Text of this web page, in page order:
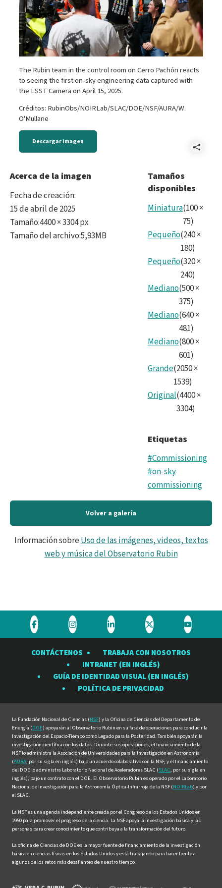
The Rubin team in the control room on Cerro Pachón reacts
to seeing the first on-sky engineering data captured with
the LSST Camera on April 15, 2025.
Créditos: RubinObs/NOIRLab/SLAC/DOE/NSF/AURA/W.
O'Mullane
Descargar imagen
Acerca de la imagen
Fecha de creación:
15 de abril de 2025
Tamaño:4400 × 3304 px
Tamaño del archivo:5,93MB
Tamaños
disponibles
Miniatura(100×
75)
Pequeño(240×
180)
Pequeño(320×
240)
Mediano(500×
375)
Mediano(640×
481)
Mediano(800×
601)
Grande(2050×
1539)
Original(4400×
3304)
Etiquetas
#Commissioning
#on-sky
commissioning
Volver a galería
Información sobreUso de las imágenes, videos, textos
web y música del Observatorio Rubin
Visite
Observatorio
Visite
Observatorio
Rubin
en
Visite
Observatorio
Rubin
en
Visite
Observatorio
Rubin
en
Visite
Rubin
en
CONTÁCTENOS
TRABAJA CON NOSOTROS
INTRANET (EN INGLÉS)
GUÍA DE IDENTIDAD VISUAL (EN INGLÉS)
POLÍTICA DE PRIVACIDAD
La Fundación Nacional de Ciencias (NSF) y la Oficina de Ciencias del Departamento de
Energía (DOE) apoyarán al Observatorio Rubin en su fase de operaciones para conducir la
Investigación del Espacio-Tiempo como Legado para la Posteridad. También apoyarán la
investigación científica con los datos. Durante sus operaciones, el financiamiento de la
NSF lo administra la Asociación de Universidades para la Investigación en Astronomía
(AURA, por su sigla en inglés) bajo un acuerdo colaborativo con la NSF, y el financiamiento
del DOE lo administra Laboratorio Nacional de Aceleradores SLAC (SLAC, por su sigla en
inglés), bajo un contrato con el DOE. El Observatorio Rubin es operado por el Laboratorio
Nacional de Investigación para la Astronomía Óptica-Infrarroja de la NSF (NOIRLab) y por
el SLAC.
La NSF es una agencia independiente creada por el Congreso de los Estados Unidos en
1950 para promover el progreso de la ciencia. La NSF apoya la investigación básica y las
personas para crear conocimiento que contribuya a la transformación del futuro.
La oficina de Ciencias de DOE es la mayor fuente de financiamiento de la investigación
básica en ciencias físicas en los Estados Unidos y está trabajando para hacer frente a
algunos de los retos más desafiantes de nuestro tiempo.